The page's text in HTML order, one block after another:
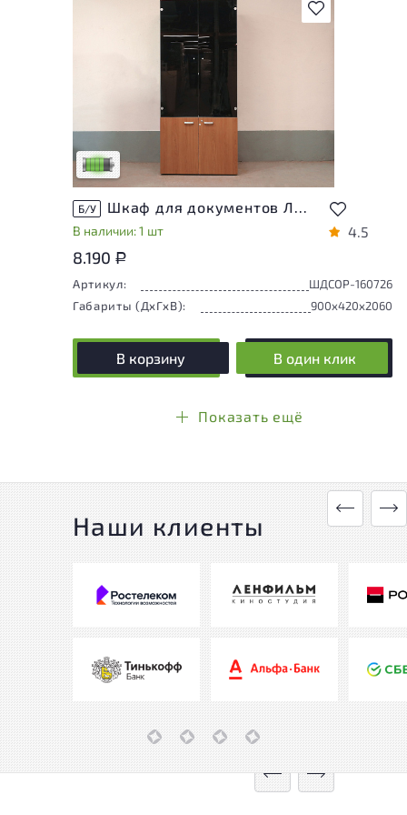
В избранное
У товара присутствуют незначительные
следы эксплуатации, не влияющие на
удобство его использования
Низкая степень износа
Б/У Шкаф для документов ЛДСП Орех
В наличии: 1 шт 4.5
8.190 Р
Артикул:
ШДСОР-160726
Габариты (ДxГxВ):
900x420x2060
В корзину В один клик
Показать ещё
Наши клиенты